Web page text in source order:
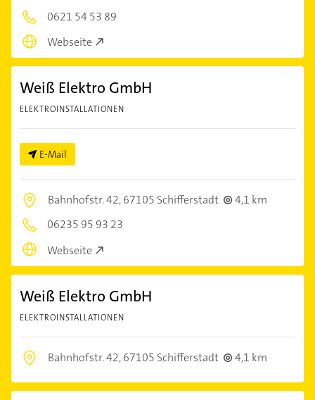
0621 54 53 89
Webseite
Weiß Elektro GmbH
ELEKTROINSTALLATIONEN
E-Mail
Bahnhofstr. 42,67105 Schifferstadt
4,1 km
06235 95 93 23
Webseite
Weiß Elektro GmbH
ELEKTROINSTALLATIONEN
Bahnhofstr. 42,67105 Schifferstadt 4,1 km